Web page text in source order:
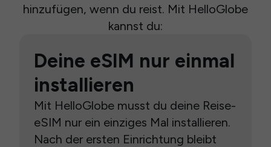
hinzufügen, wenn du reist. Mit HelloGlobe
kannst du:
Deine eSIM nur einmal
installieren
Mit HelloGlobe musst du deine Reise-
eSIM nur ein einziges Mal installieren.
Nach der ersten Einrichtung bleibt